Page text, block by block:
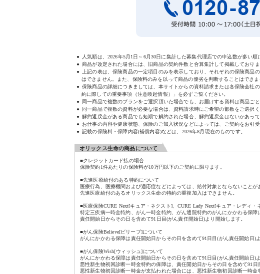
人気順は、 2026年5月1日～6月30日 に集計した募集代理店での申込数が多い順
商品が改定された場合には、旧商品の契約件数と合算集計して掲載しておりま
上記の表は、保険商品の一定項目のみを表示しており、それぞれの保険商
はできません。また、保険料のみを以って商品の優劣を判断することはできま
保険商品の詳細につきましては、本サイトからの資料請求または各保険会社
約に際しての重要事項（注意喚起情報）」を必ずご覧ください。
同一商品で複数のプランをご選択頂いた場合でも、お届けする資料は商品ごと
同一商品で複数の資料が必要な場合は、資料請求時にご希望の部数をご選択く
解約返戻金がある商品でも短期で解約された場合、解約返戻金はないかあって
お仕事の内容や健康状態、保険のご加入状況などによっては、ご契約をお引
記載の保険料・保障内容(補償内容)などは、2026年8月現在のものです。
オリックス生命の商品について
■クレジットカード払の場合
保険契約1件あたりの保険料が10万円以下のご契約に限ります。
■先進医療給付のある特約について
医療行為、医療機関および適応症などによっては、給付対象とならないことが
先進医療給付のあるオリックス生命の特約の重複加入はできません。
■医療保険CURE Next[キュア・ネクスト]、CURE Lady Next[キュア・レディ・
特定三疾病一時金特約、がん一時金特約、がん通院特約のがんにかかわる保障
責任開始日からその日を含めて91日目(がん責任開始日)より開始します。
■がん保険Believe[ビリーブ]について
がんにかかわる保障は責任開始日からその日を含めて91日目(がん責任開始日)
■がん保険Wish[ウィッシュ]について
がんにかかわる保障は責任開始日からその日を含めて91日目(がん責任開始日)
悪性新生物初回診断一時金特約の保障は、責任開始日からその日を含めて91日
悪性新生物初回診断一時金が支払われた場合には、悪性新生物初回診断一時金